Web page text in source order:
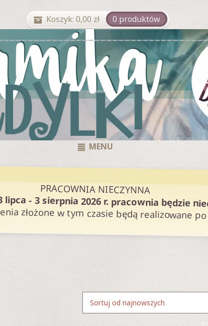
Koszyk: 0,00 zł 0 produktów
MENU
PRACOWNIA NIECZYNNA
lipca - 3 sierpnia 2026 r. pracownia będzie
złożone w tym czasie będą realizowane